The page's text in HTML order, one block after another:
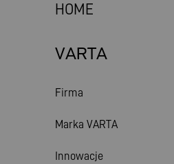
HOME
VARTA
Firma
Marka VARTA
Innowacje